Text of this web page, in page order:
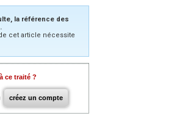
la référence des
cet article nécessite
ce traité ?
créez un compte